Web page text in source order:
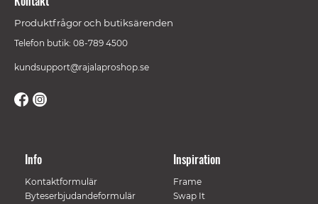
Produktfrågor och butiksärenden
Telefon butik: 08-789 4500
kundsupport@rajalaproshop.se
Info
Kontaktformulär
Byteserbjudandeformulär
Inspiration
Frame
Swap It